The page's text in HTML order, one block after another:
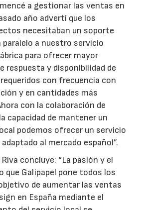
a gestionar las ventas en
año advertí que los
necesitaban un soporte
paralelo a nuestro servicio
para ofrecer mayor
respuesta y disponibilidad de
con frecuencia con
y en cantidades más
con la colaboración de
capacidad de mantener un
podemos ofrecer un servicio
al mercado español”.
concluye: “La pasión y el
que Galipapel pone todos los
de aumentar las ventas
en España mediante el